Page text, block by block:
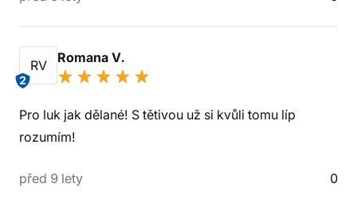
RV
2
Romana V.
Pro luk jak dělané! S tětivou už si kvůli tomu líp
rozumím!
před 9 lety 0